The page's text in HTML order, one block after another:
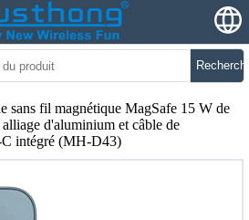
sans fil magnétique MagSafe 15 W de
d'aluminium et câble de
C intégré (MH-D43)